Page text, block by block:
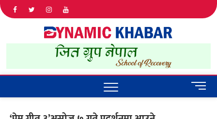
IN NEPAL
M
e